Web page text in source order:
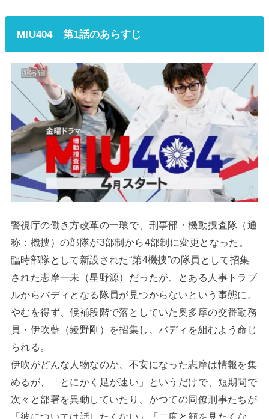
MIU404 第1話のあらすじ
警視庁の働き方改革の一環で、刑事部・機動捜査隊（通
称：機捜）の部隊が3部制から4部制に変更となった。
臨時部隊として新設された“第4機捜”の隊員として招集
された志摩一未（星野源）だったが、とある人事トラブ
ルからバディとなる隊員が見つからないという事態に。
やむを得ず、候補段階で落としていた奥多摩の交番勤務
員・伊吹藍（綾野剛）を招集し、バディを組むよう命じ
られる。
伊吹がどんな人物なのか、不安になった志摩は情報を集
めるが、「とにかく足が速い」というだけで、短期間で
次々と部署を異動していたり、かつての同僚刑事たちが